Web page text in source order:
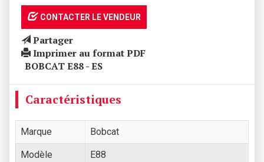
Partager
Imprimer au format PDF
BOBCAT E88 - ES
CONTACTER LE VENDEUR
Caractéristiques
Marque Bobcat
Modèle E88